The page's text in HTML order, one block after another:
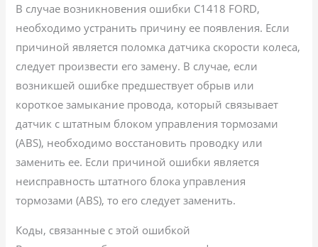
В случае возникновения ошибки C1418 FORD,
необходимо устранить причину ее появления. Если
причиной является поломка датчика скорости колеса,
следует произвести его замену. В случае, если
возникшей ошибке предшествует обрыв или
короткое замыкание провода, который связывает
датчик с штатным блоком управления тормозами
(ABS), необходимо восстановить проводку или
заменить ее. Если причиной ошибки является
неисправность штатного блока управления
тормозами (ABS), то его следует заменить.
Коды, связанные с этой ошибкой